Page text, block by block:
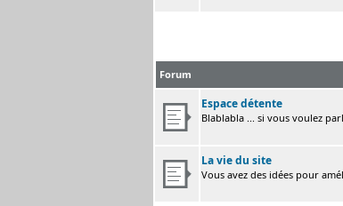
Forum
Espace détente
Blablabla ... si vous voulez
La vie du site
Vous avez des idées pour